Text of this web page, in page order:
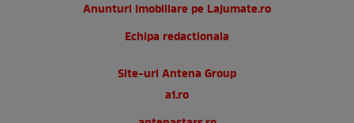
Anunturi imobiliare pe Lajumate.ro
Echipa redactionala
Site-uri Antena Group
a1.ro